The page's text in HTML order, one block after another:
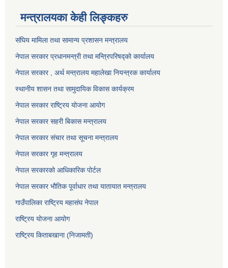
मन्त्रालयका केही लिङ्कहरु
संघिय मामिला तथा सामान्य प्रशासन मन्त्रालय
नेपाल सरकार प्रधानमन्त्री तथा मन्त्रिपरिषद्को कार्यालय
नेपाल सरकार , अर्थ मन्त्रालय महालेखा नियन्त्रक कार्यालय
स्थानीय शासन तथा सामुदायिक विकास कार्यक्रम
नेपाल सरकार राष्ट्रिय योजना आयोग
नेपाल सरकार सहरी बिकास मन्त्रालय
नेपाल सरकार संचार तथा सूचना मन्त्रालय
नेपाल सरकार गृह मन्त्रालय
नेपाल सरकारको आधिकारिक पोर्टल
नेपाल सरकार भौतिक पूर्वाधार तथा यातायात मन्त्रालय
गाउँपालिका राष्ट्रिय महासंघ नेपाल
राष्ट्रिय योजना आयोग
राष्ट्रिय किताबखाना (निजामती)